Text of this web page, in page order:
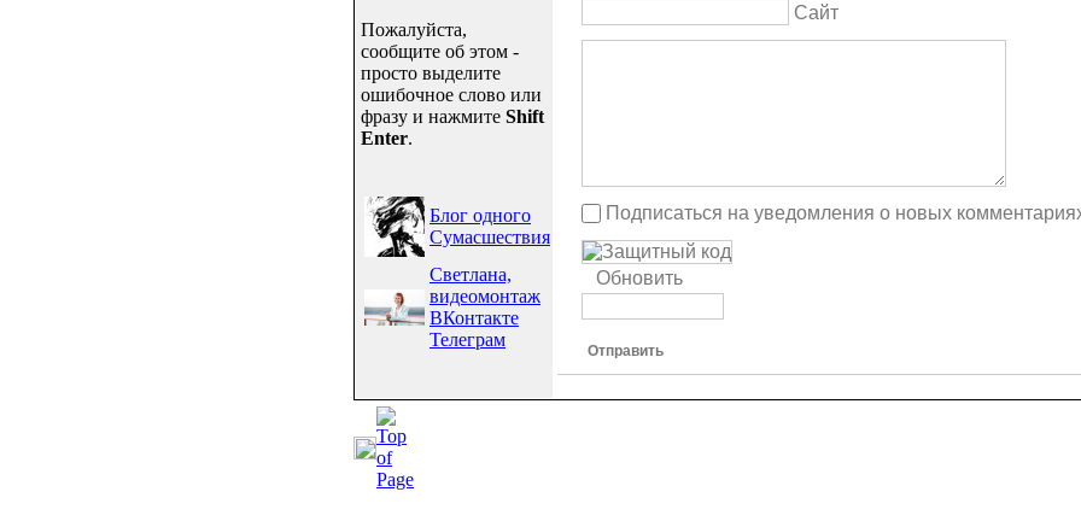
Пожалуйста,
сообщите об этом -
просто выделите
ошибочное слово или
фразу и нажмите Shift
Enter.
Блог одного
Сумасшествия
Светлана,
видеомонтаж
ВКонтакте
Телеграм
Сайт
Подписаться на уведомления о новых
Обновить
Отправить